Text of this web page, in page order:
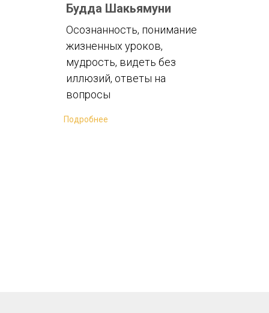
Будда Шакьямуни
Осознанность, понимание
жизненных уроков,
мудрость, видеть без
иллюзий, ответы на
вопросы
Подробнее